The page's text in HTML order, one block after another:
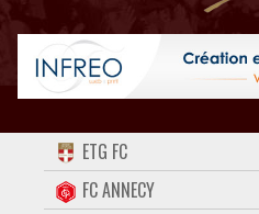
ACCUEIL
FORUM
ETG FC
FC ANNECY